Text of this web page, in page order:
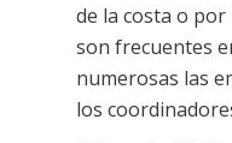
de la costa o
son frecuentes
numerosas las
los